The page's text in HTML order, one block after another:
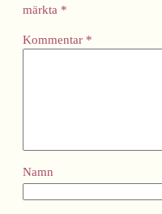
märkta *
Kommentar *
Namn